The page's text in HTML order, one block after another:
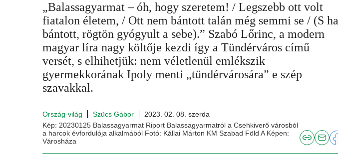
„Balassagyarmat – óh, hogy szeretem! / Legszebb ott volt
fiatalon életem, / Ott nem bántott talán még semmi se / (S ha
bántott, rögtön gyógyult a sebe).” Szabó Lőrinc, a modern
magyar líra nagy költője kezdi így a Tündérváros című
versét, s elhihetjük: nem véletlenül emlékszik
gyermekkorának Ipoly menti „tündérvárosára” e szép
szavakkal.
Ország-világ Szücs Gábor
2023. 02. 08. szerda
Kép: 20230125 Balassagyarmat Riport Balassagyarmatról a Csehkiverő városból
a harcok évfordulója alkalmából Fotó: Kállai Márton KM Szabad Föld A Képen:
Városháza